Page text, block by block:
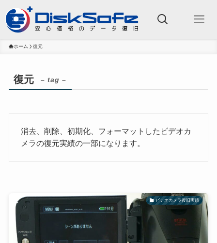
ホーム 復元
復元 – tag –
消去、削除、初期化、フォーマットしたビデオカ
メラの復元実績の一部になります。
ビデオカメラ復旧実績